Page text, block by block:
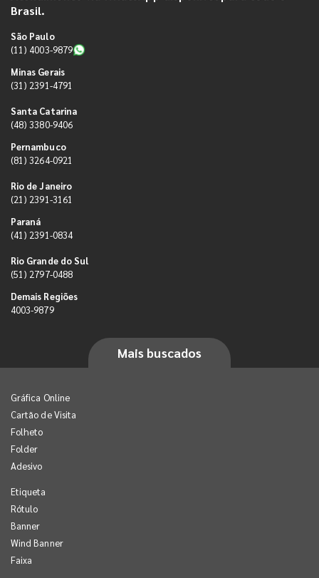
Brasil.
São Paulo
(11) 4003-9879
Minas Gerais
(31) 2391-4791
Santa Catarina
(48) 3380-9406
Pernambuco
(81) 3264-0921
Rio de Janeiro
(21) 2391-3161
Paraná
(41) 2391-0834
Rio Grande do Sul
(51) 2797-0488
Demais Regiões
4003-9879
Mais buscados
Gráfica Online
Cartão de Visita
Folheto
Folder
Adesivo
Etiqueta
Rótulo
Banner
Wind Banner
Faixa